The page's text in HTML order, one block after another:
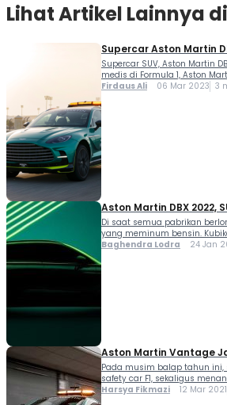
Lihat Artikel Lainnya di
Supercar Aston Martin
Supercar SUV, Aston Martin
medis di Formula 1, Aston
Firdaus Ali 06 Mar 2023 3
Aston Martin DBX 2022,
Di saat semua pabrikan
yang meminum bensin.
Baghendra Lodra 24 Jan
Aston Martin Vantage
Pada musim balap tahun ini,
safety car F1, sekaligus
Harsya Fikmazi 12 Mar 2021